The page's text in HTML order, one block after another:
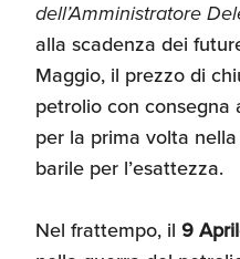
dell’Amministratore
alla scadenza dei
Maggio, il prezzo di
petrolio con
per la prima volta
barile per l’esattezza.
Nel frattempo, il 9